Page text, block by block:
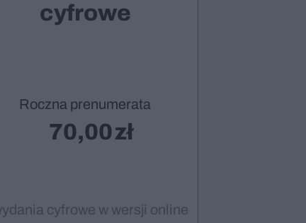
cyfrowe
Roczna prenumerata
70,00
cyfrowe w wersji online